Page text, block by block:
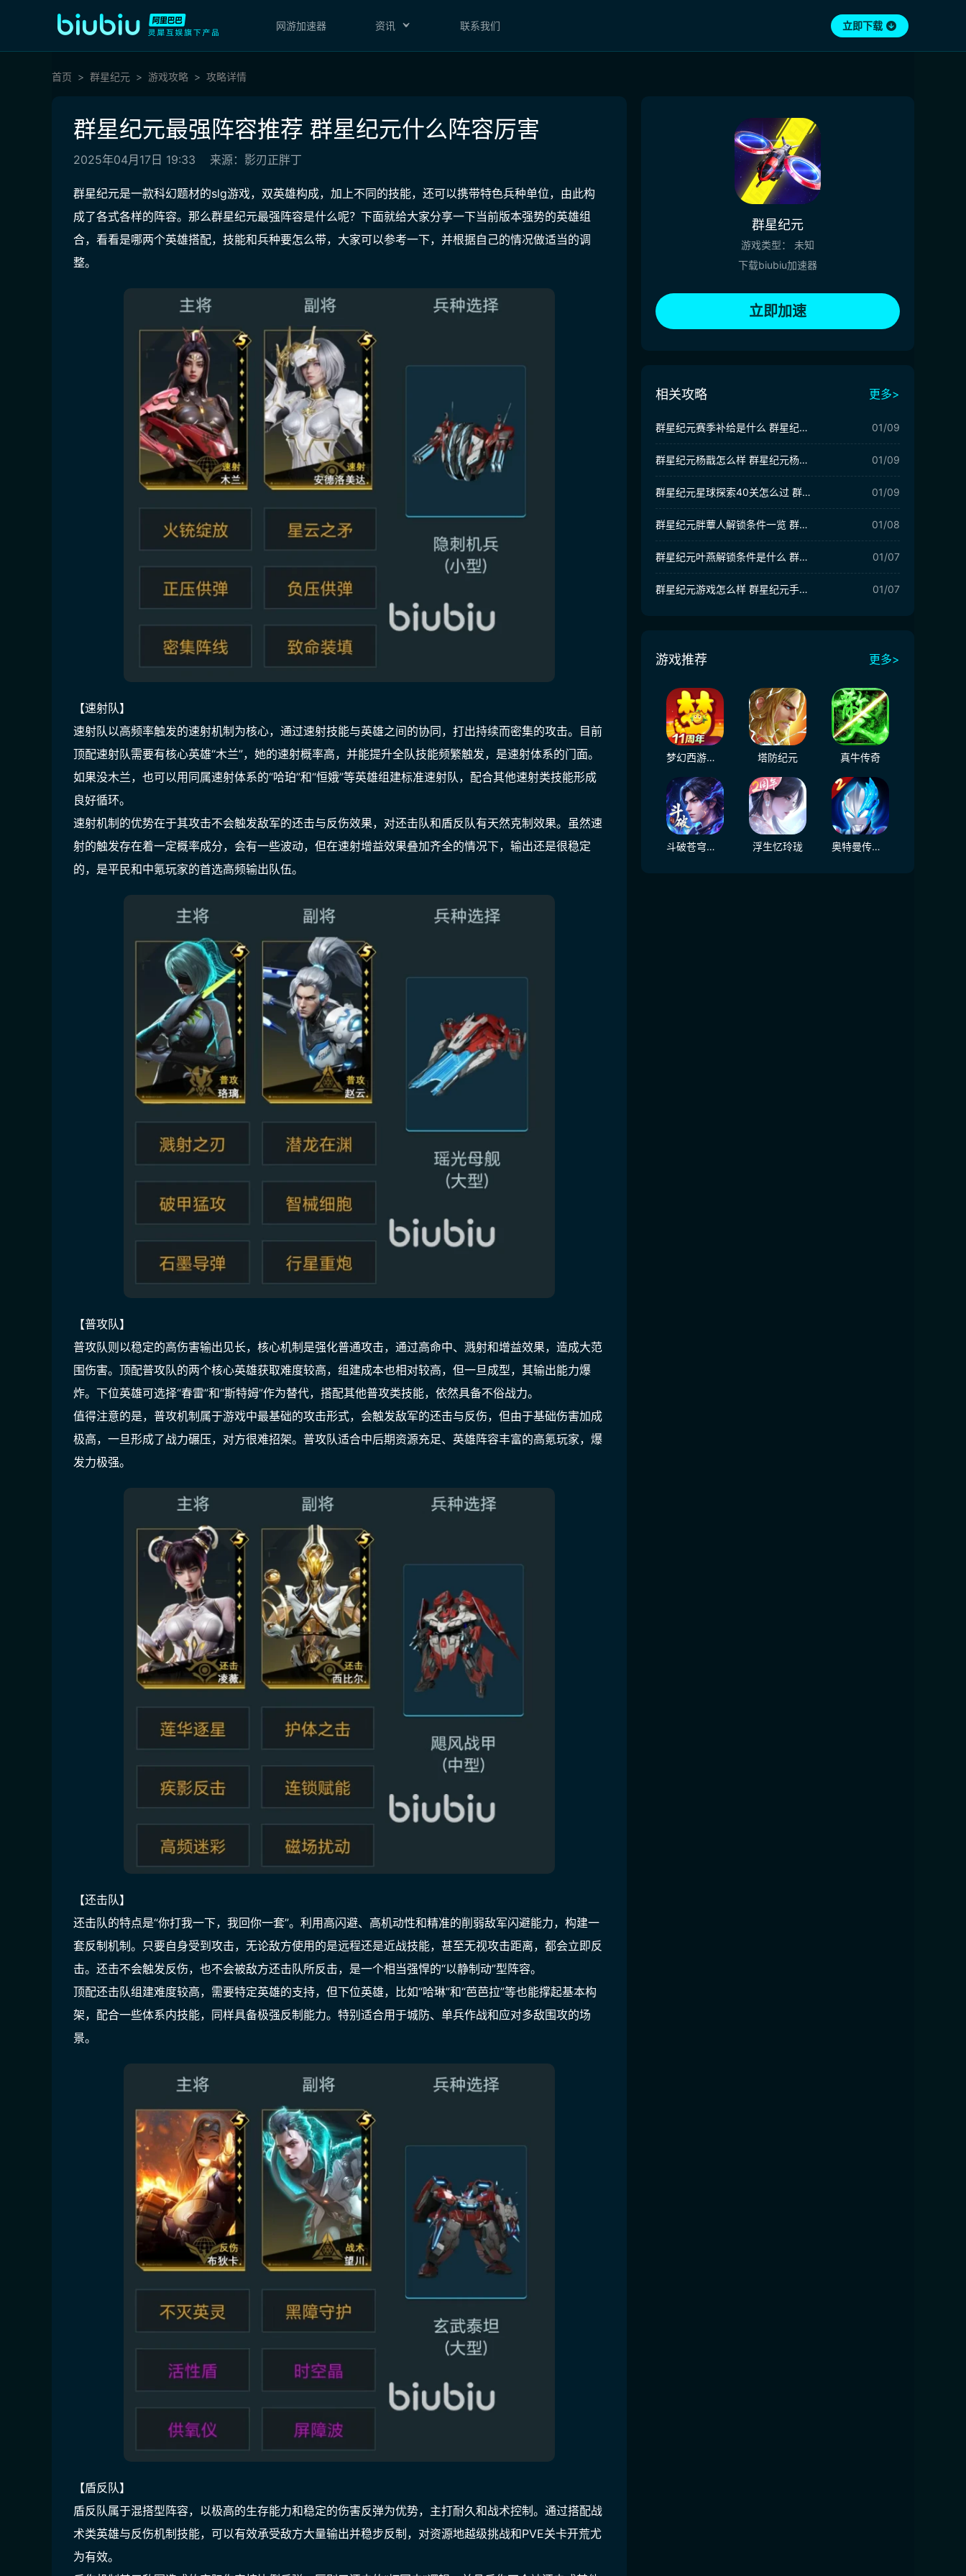
网游加速器 资讯 联系我们 立即下载
首页 群星纪元 游戏攻略 攻略详情
群星纪元最强阵容推荐​ 群星纪元什么阵容厉害​
2025年04月17日 19:33 来源：影刃正胖丁
群星纪元是一款科幻题材的slg游戏，双英雄构成，加上不同的技能，还可以携带特色兵种单位，由此构
成了各式各样的阵容。那么群星纪元最强阵容是什么呢？下面就给大家分享一下当前版本强势的英雄组
合，看看是哪两个英雄搭配，技能和兵种要怎么带，大家可以参考一下，并根据自己的情况做适当的调
整。
【速射队】
速射队以高频率触发的速射机制为核心，通过速射技能与英雄之间的协同，打出持续而密集的攻击。目前
顶配速射队需要有核心英雄“木兰”，她的速射概率高，并能提升全队技能频繁触发，是速射体系的门面。
如果没木兰，也可以用同属速射体系的“哈珀”和“恒娥”等英雄组建标准速射队，配合其他速射类技能形成
良好循环。
速射机制的优势在于其攻击不会触发敌军的还击与反伤效果，对还击队和盾反队有天然克制效果。虽然速
射的触发存在着一定概率成分，会有一些波动，但在速射增益效果叠加齐全的情况下，输出还是很稳定
的，是平民和中氪玩家的首选高频输出队伍。
【普攻队】
普攻队则以稳定的高伤害输出见长，核心机制是强化普通攻击，通过高命中、溅射和增益效果，造成大范
围伤害。顶配普攻队的两个核心英雄获取难度较高，组建成本也相对较高，但一旦成型，其输出能力爆
炸。下位英雄可选择“春雷”和“斯特姆”作为替代，搭配其他普攻类技能，依然具备不俗战力。
值得注意的是，普攻机制属于游戏中最基础的攻击形式，会触发敌军的还击与反伤，但由于基础伤害加成
极高，一旦形成了战力碾压，对方很难招架。普攻队适合中后期资源充足、英雄阵容丰富的高氪玩家，爆
发力极强。
【还击队】
还击队的特点是“你打我一下，我回你一套”。利用高闪避、高机动性和精准的削弱敌军闪避能力，构建一
套反制机制。只要自身受到攻击，无论敌方使用的是远程还是近战技能，甚至无视攻击距离，都会立即反
击。还击不会触发反伤，也不会被敌方还击队所反击，是一个相当强悍的“以静制动”型阵容。
顶配还击队组建难度较高，需要特定英雄的支持，但下位英雄，比如“哈琳”和“芭芭拉”等也能撑起基本构
架，配合一些体系内技能，同样具备极强反制能力。特别适合用于城防、单兵作战和应对多敌围攻的场
景。
【盾反队】
盾反队属于混搭型阵容，以极高的生存能力和稳定的伤害反弹为优势，主打耐久和战术控制。通过搭配战
术类英雄与反伤机制技能，可以有效承受敌方大量输出并稳步反制，对资源地越级挑战和PVE关卡开荒尤
为有效。
群星纪元
游戏类型：
未知
下载biubiu加速器
立即加速
相关攻略 更多>
群星纪元赛季补给是什么 群星纪元赛季补给介绍 01/09
群星纪元杨戬怎么样 群星纪元杨戬强度解析 01/09
群星纪元星球探索40关怎么过 群星纪元星球40关探索攻略 01/09
群星纪元胖蕈人解锁条件一览 群星纪元胖蕈人机制解析 01/08
群星纪元叶燕解锁条件是什么 群星纪元叶燕解锁条件介绍 01/07
群星纪元游戏怎么样 群星纪元手游玩法亮点介绍 01/07
游戏推荐 更多>
梦幻西游（大陆服） 塔防纪元 真牛传奇
斗破苍穹：三年之约 浮生忆玲珑 奥特曼传奇英雄2